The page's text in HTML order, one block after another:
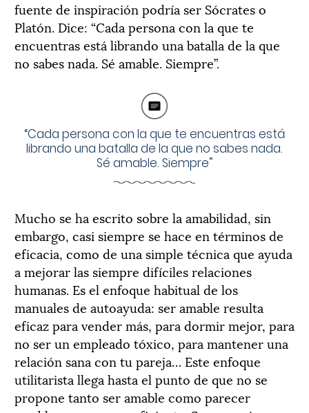
fuente de inspiración podría ser Sócrates o
Platón. Dice: “Cada persona con la que te
encuentras está librando una batalla de la que
no sabes nada. Sé amable. Siempre”.
“Cada persona con la que te encuentras está
librando una batalla de la que no sabes nada.
Sé amable. Siempre”
Mucho se ha escrito sobre la amabilidad, sin
embargo, casi siempre se hace en términos de
eficacia, como de una simple técnica que ayuda
a mejorar las siempre difíciles relaciones
humanas. Es el enfoque habitual de los
manuales de autoayuda: ser amable resulta
eficaz para vender más, para dormir mejor, para
no ser un empleado tóxico, para mantener una
relación sana con tu pareja… Este enfoque
utilitarista llega hasta el punto de que no se
propone tanto ser amable como parecer